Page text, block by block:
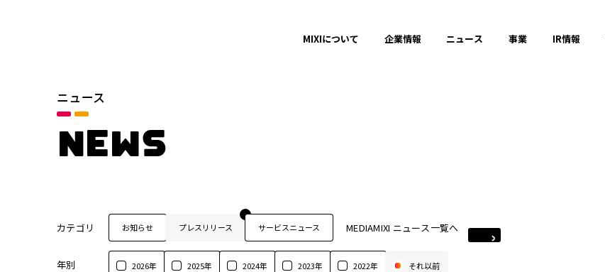
MIXIについて 企業情報 ニュース 事業 IR情報
ニュース
NEWS
カテゴリ お知らせ プレスリリース サービスニュース MEDIAMIXI ニュース一覧へ
年別 2026年 2025年 2024年 2023年 2022年 それ以前